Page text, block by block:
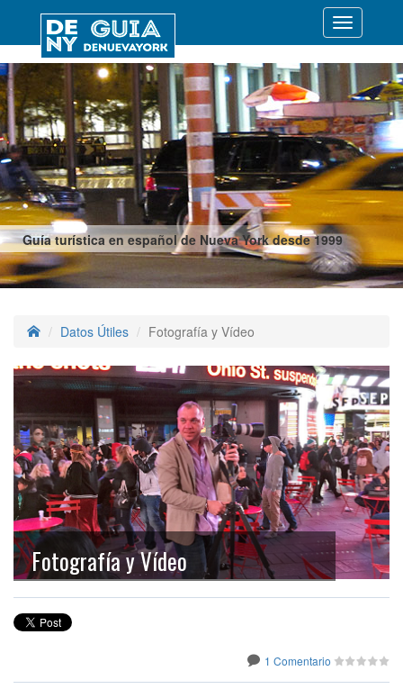
Guía turística en español de Nueva York desde 1999
Desplegar
Datos Útiles Fotografía y Vídeo
Fotografía y Vídeo
1 Comentario